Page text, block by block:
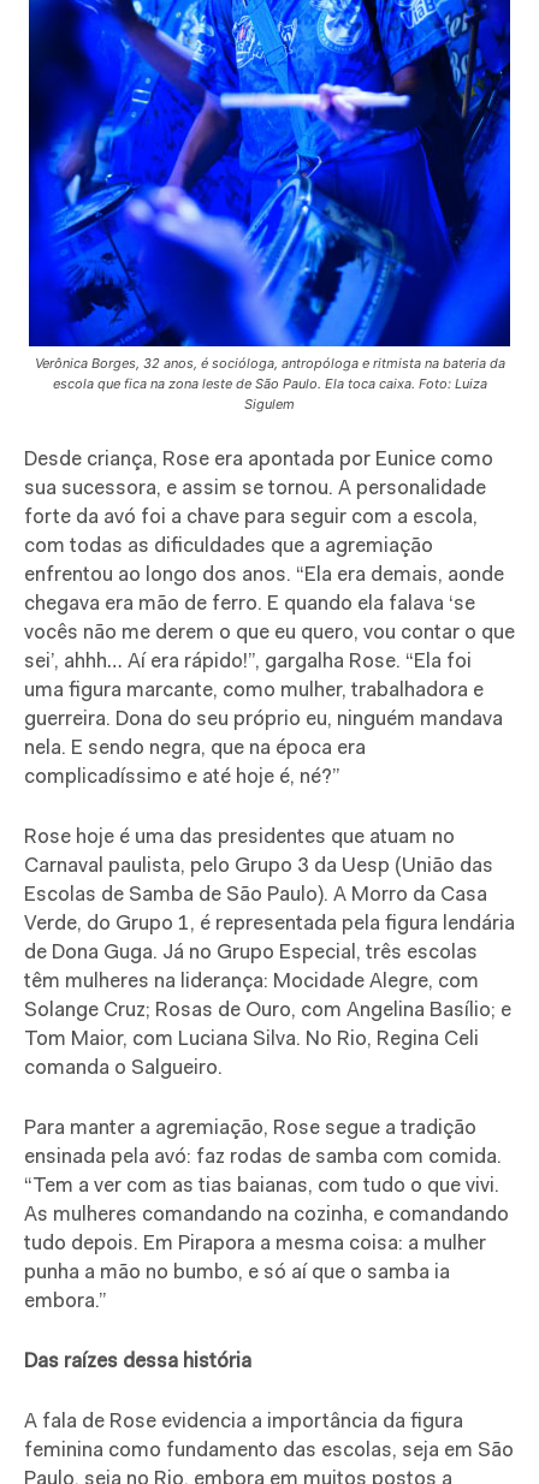
Verônica Borges, 32 anos, é socióloga, antropóloga e ritmista na bateria da
escola que fica na zona leste de São Paulo. Ela toca caixa. Foto: Luiza
Sigulem
Desde criança, Rose era apontada por Eunice como
sua sucessora, e assim se tornou. A personalidade
forte da avó foi a chave para seguir com a escola,
com todas as dificuldades que a agremiação
enfrentou ao longo dos anos. “Ela era demais, aonde
chegava era mão de ferro. E quando ela falava ‘se
vocês não me derem o que eu quero, vou contar o que
sei’, ahhh… Aí era rápido!”, gargalha Rose. “Ela foi
uma figura marcante, como mulher, trabalhadora e
guerreira. Dona do seu próprio eu, ninguém mandava
nela. E sendo negra, que na época era
complicadíssimo e até hoje é, né?”
Rose hoje é uma das presidentes que atuam no
Carnaval paulista, pelo Grupo 3 da Uesp (União das
Escolas de Samba de São Paulo). A Morro da Casa
Verde, do Grupo 1, é representada pela figura lendária
de Dona Guga. Já no Grupo Especial, três escolas
têm mulheres na liderança: Mocidade Alegre, com
Solange Cruz; Rosas de Ouro, com Angelina Basílio; e
Tom Maior, com Luciana Silva. No Rio, Regina Celi
comanda o Salgueiro.
Para manter a agremiação, Rose segue a tradição
ensinada pela avó: faz rodas de samba com comida.
“Tem a ver com as tias baianas, com tudo o que vivi.
As mulheres comandando na cozinha, e comandando
tudo depois. Em Pirapora a mesma coisa: a mulher
punha a mão no bumbo, e só aí que o samba ia
embora.”
Das raízes dessa história
A fala de Rose evidencia a importância da figura
feminina como fundamento das escolas, seja em São
Paulo, seja no Rio, embora em muitos postos a